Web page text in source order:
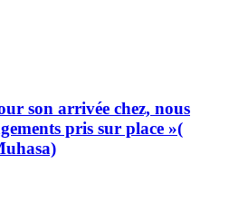
son arrivée chez, nous
pris sur place »(